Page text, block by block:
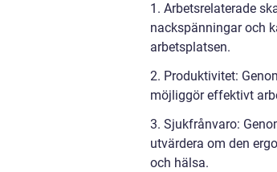
1. Arbetsrelaterade
nackspänningar och
arbetsplatsen.
2. Produktivitet:
möjliggör effektivt
3. Sjukfrånvaro:
utvärdera om den
och hälsa.